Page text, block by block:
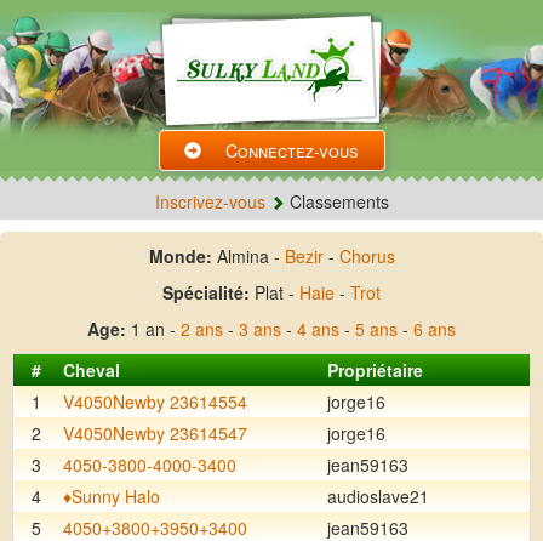
Connectez-vous
Inscrivez-vous Classements
Monde: Almina - Bezir- Chorus
Spécialité: Plat - Haie - Trot
Age: 1 an - 2 ans - 3 ans - 4 ans - 5 ans - 6 ans
#
Cheval
Propriétaire
1
V4050Newby 23614554 jorge16
2
V4050Newby 23614547 jorge16
3
4050-3800-4000-3400 jean59163
4
♦️Sunny Halo audioslave21
5
4050+3800+3950+3400 jean59163